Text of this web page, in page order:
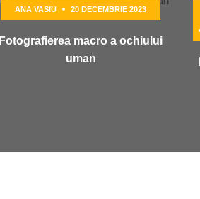
ANA VASIU 20 DECEMBRIE 2023
Fotografierea macro a ochiului
uman